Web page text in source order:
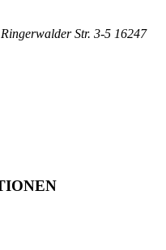
Ringerwalder Str. 3-5 16247